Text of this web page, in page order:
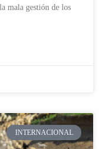
mala gestión de los
INTERNACIONAL